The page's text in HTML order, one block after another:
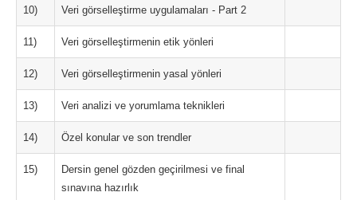
10) Veri görselleştirme uygulamaları - Part 2
11) Veri görselleştirmenin etik yönleri
12) Veri görselleştirmenin yasal yönleri
13) Veri analizi ve yorumlama teknikleri
14) Özel konular ve son trendler
15)
Dersin genel gözden geçirilmesi ve final
sınavına hazırlık